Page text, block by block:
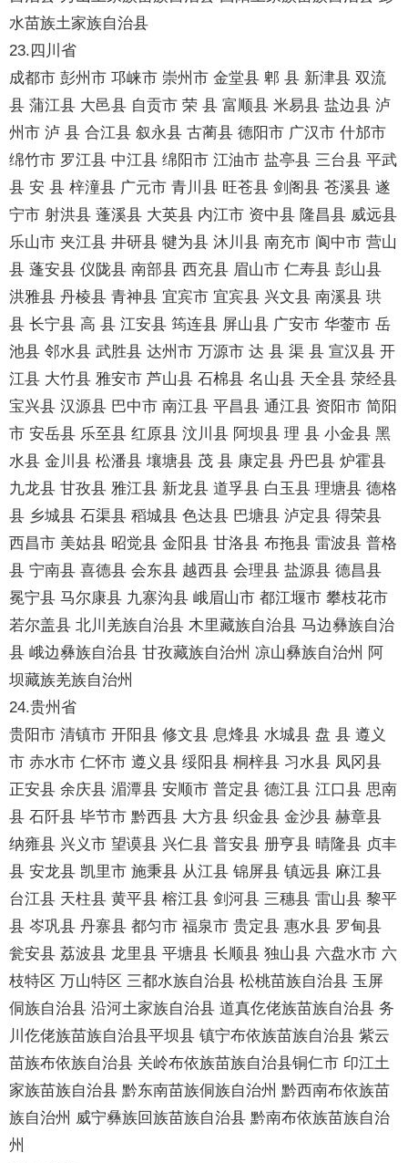
水苗族土家族自治县
23.四川省
成都市 彭州市 邛崃市 崇州市 金堂县 郫 县 新津县 双流
县 蒲江县 大邑县 自贡市 荣 县 富顺县 米易县 盐边县 泸
州市 泸 县 合江县 叙永县 古蔺县 德阳市 广汉市 什邡市
绵竹市 罗江县 中江县 绵阳市 江油市 盐亭县 三台县 平武
县 安 县 梓潼县 广元市 青川县 旺苍县 剑阁县 苍溪县 遂
宁市 射洪县 蓬溪县 大英县 内江市 资中县 隆昌县 威远县
乐山市 夹江县 井研县 犍为县 沐川县 南充市 阆中市 营山
县 蓬安县 仪陇县 南部县 西充县 眉山市 仁寿县 彭山县
洪雅县 丹棱县 青神县 宜宾市 宜宾县 兴文县 南溪县 珙
县 长宁县 高 县 江安县 筠连县 屏山县 广安市 华蓥市 岳
池县 邻水县 武胜县 达州市 万源市 达 县 渠 县 宣汉县 开
江县 大竹县 雅安市 芦山县 石棉县 名山县 天全县 荥经县
宝兴县 汉源县 巴中市 南江县 平昌县 通江县 资阳市 简阳
市 安岳县 乐至县 红原县 汶川县 阿坝县 理 县 小金县 黑
水县 金川县 松潘县 壤塘县 茂 县 康定县 丹巴县 炉霍县
九龙县 甘孜县 雅江县 新龙县 道孚县 白玉县 理塘县 德格
县 乡城县 石渠县 稻城县 色达县 巴塘县 泸定县 得荣县
西昌市 美姑县 昭觉县 金阳县 甘洛县 布拖县 雷波县 普格
县 宁南县 喜德县 会东县 越西县 会理县 盐源县 德昌县
冕宁县 马尔康县 九寨沟县 峨眉山市 都江堰市 攀枝花市
若尔盖县 北川羌族自治县 木里藏族自治县 马边彝族自治
县 峨边彝族自治县 甘孜藏族自治州 凉山彝族自治州 阿
坝藏族羌族自治州
24.贵州省
贵阳市 清镇市 开阳县 修文县 息烽县 水城县 盘 县 遵义
市 赤水市 仁怀市 遵义县 绥阳县 桐梓县 习水县 凤冈县
正安县 余庆县 湄潭县 安顺市 普定县 德江县 江口县 思南
县 石阡县 毕节市 黔西县 大方县 织金县 金沙县 赫章县
纳雍县 兴义市 望谟县 兴仁县 普安县 册亨县 晴隆县 贞丰
县 安龙县 凯里市 施秉县 从江县 锦屏县 镇远县 麻江县
台江县 天柱县 黄平县 榕江县 剑河县 三穗县 雷山县 黎平
县 岑巩县 丹寨县 都匀市 福泉市 贵定县 惠水县 罗甸县
瓮安县 荔波县 龙里县 平塘县 长顺县 独山县 六盘水市 六
枝特区 万山特区 三都水族自治县 松桃苗族自治县 玉屏
侗族自治县 沿河土家族自治县 道真仡佬族苗族自治县 务
川仡佬族苗族自治县平坝县 镇宁布依族苗族自治县 紫云
苗族布依族自治县 关岭布依族苗族自治县铜仁市 印江土
家族苗族自治县 黔东南苗族侗族自治州 黔西南布依族苗
族自治州 威宁彝族回族苗族自治县 黔南布依族苗族自治
州